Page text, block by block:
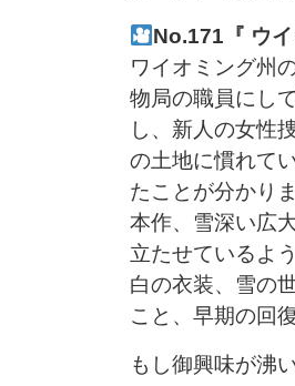
No.171『 ウ
ワイオミング州
物局の職員にし
し、新人の女性
の土地に慣れて
たことが分かり
本作、雪深い広
立たせているよ
白の衣装、雪の
こと、早期の回
もし御興味が沸